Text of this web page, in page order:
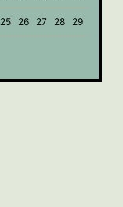
25 26 27 28 29